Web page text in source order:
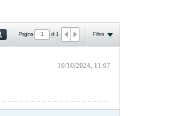
Pagina di 1 Filtro
10/10/2024, 11:07